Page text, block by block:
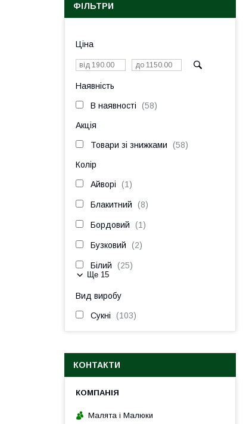
ФІЛЬТРИ
Ціна
Наявність
В наявності 58
Акція
Товари зі знижками 58
Колір
Айворі 1
Блакитний 8
Бордовий 1
Бузковий 2
Білий 25
Ще 15
Вид виробу
Сукні 103
КОНТАКТИ
Малята і Малюки